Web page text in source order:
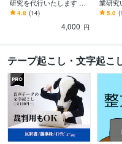
研究を代行いたします 〜
空いた時間で選考対策に
集中しませんか？〜
4.8 (14)
4,000 円
業研究
めたて
と知り
5.0
テープ起こし・文字起こ